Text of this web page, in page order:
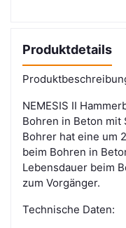
Produktdetails
NEMESIS II
Bohren in Beton
Bohrer hat eine um
beim Bohren in
Lebensdauer beim
zum Vorgänger.
Technische Daten: